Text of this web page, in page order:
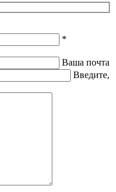
*
Ваша почта
Введите,